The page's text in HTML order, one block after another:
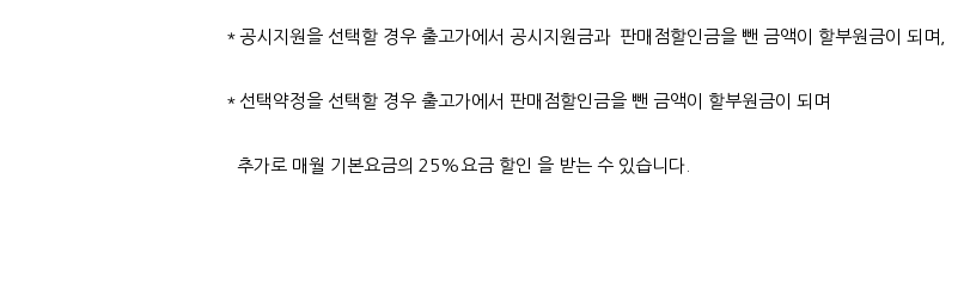
＊공시지원을 선택할 경우 출고가에서 공시지원금과 판매점할인금을 뺀 금액이 할부원금이 되며,
＊선택약정을 선택할 경우 출고가에서 판매점할인금을 뺀 금액이 할부원금이 되며
추가로 매월 기본요금의 25%요금 할인 을 받는 수 있습니다.